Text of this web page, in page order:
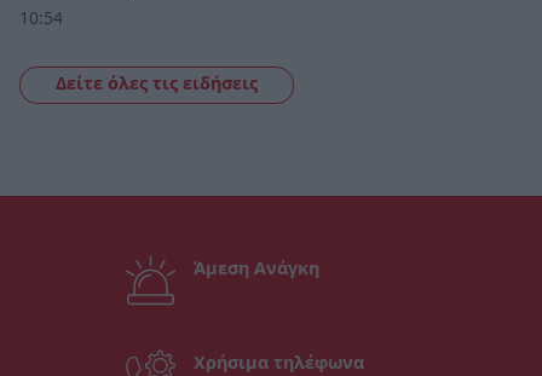
10:54
Δείτε όλες τις ειδήσεις
Άμεση Ανάγκη
Χρήσιμα τηλέφωνα